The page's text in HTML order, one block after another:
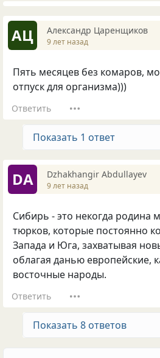
АЦ Александр Царенщиков
9 лет назад
Пять месяцев без комаров,
отпуск для организма)))
Ответить
Показать 1 ответ
DA Dzhakhangir Abdullayev
9 лет назад
Сибирь - это некогда родина
тюрков, которые постоянно
Запада и Юга, захватывая
облагая данью европейские,
восточные народы.
Ответить
Показать 8 ответов